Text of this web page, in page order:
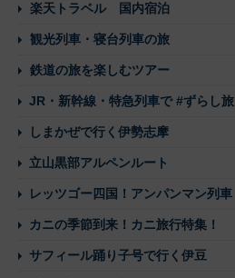
楽天トラベル 国内宿泊
観光列車・寝台列車の旅
鉄道の旅を楽しむツアー
JR・新幹線・特急列車で #ずらし旅
しまかぜで行く伊勢志摩
立山黒部アルペンルート
レッツゴー四国！アンパンマン列車
カニの季節到来！カニ旅行特集！
サフィール踊り子号で行く伊豆